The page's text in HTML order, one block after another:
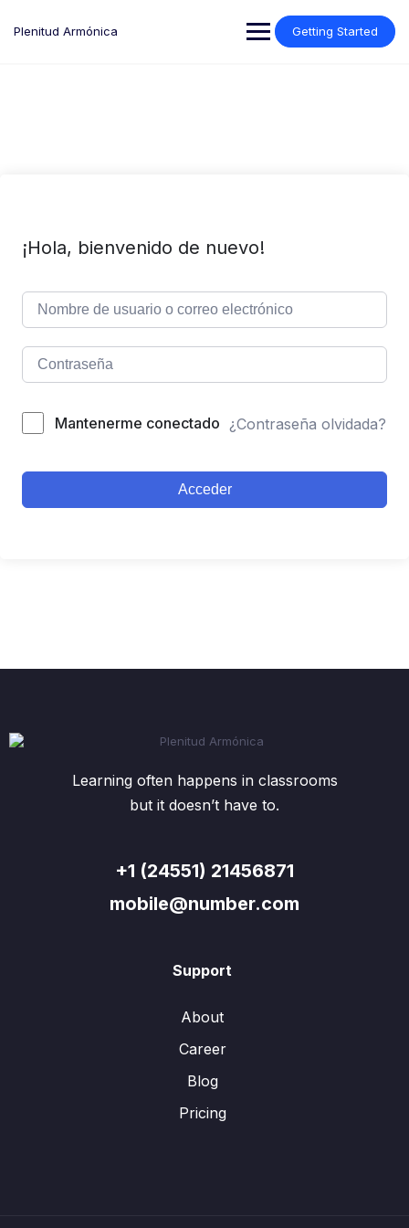
Plenitud Armónica Getting Started
¡Hola, bienvenido de nuevo!
Mantenerme conectado ¿Contraseña olvidada?
Acceder
Learning often happens in classrooms
but it doesn’t have to.
+1 (24551) 21456871
mobile@number.com
Support
About
Career
Blog
Pricing